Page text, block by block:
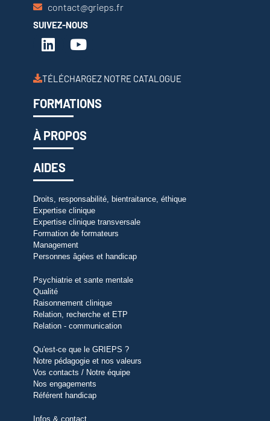
contact@grieps.fr
SUIVEZ-NOUS
TÉLÉCHARGEZ NOTRE CATALOGUE
FORMATIONS
À PROPOS
AIDES
Droits, responsabilité, bientraitance, éthique
Expertise clinique
Expertise clinique transversale
Formation de formateurs
Management
Personnes âgées et handicap
Psychiatrie et sante mentale
Qualité
Raisonnement clinique
Relation, recherche et ETP
Relation - communication
Qu'est-ce que le GRIEPS ?
Notre pédagogie et nos valeurs
Vos contacts / Notre équipe
Nos engagements
Référent handicap
Infos & contact